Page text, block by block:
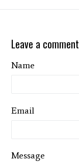
Leave a comment
Name
Email
Message